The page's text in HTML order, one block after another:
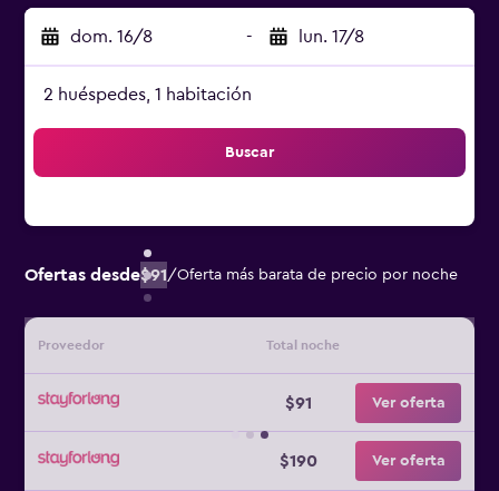
dom. 16/8 - lun. 17/8
2 huéspedes, 1 habitación
Buscar
Ofertas desde$91/Oferta más barata de precio por noche
Proveedor Total noche
$91 Ver oferta
$190 Ver oferta